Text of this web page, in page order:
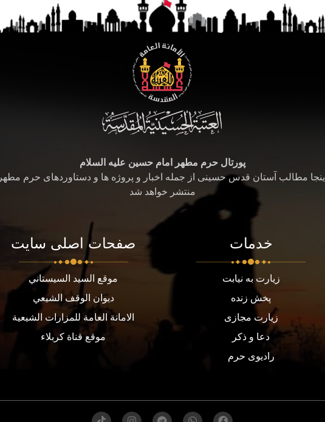
پورتال حرم مطهر امام حسین علیه السلام
اینجا مطالب آستان قدس حسینی از جمله اخبار و پروژه ها و دستاوردهای حرم مطهر
منتشر خواهد شد
خدمات
زیارت به نیابت
پخش زنده
زیارت مجازی
دعا و ذکر
رادیوی حرم
صفحات اصلی سایت
موقع السيد السيستاني
ديوان الوقف الشيعي
الامانة العامة للمزارات الشيعية
موقع قناة كربلاء